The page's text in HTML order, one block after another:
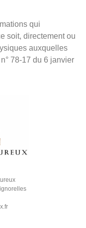
qui
soit, directement ou
auxquelles
78-17 du 6 janvier